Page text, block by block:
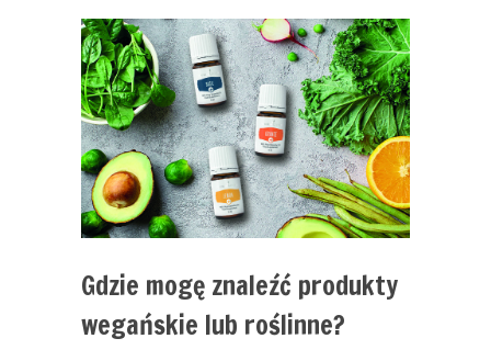
Gdzie mogę znaleźć produkty
wegańskie lub roślinne?